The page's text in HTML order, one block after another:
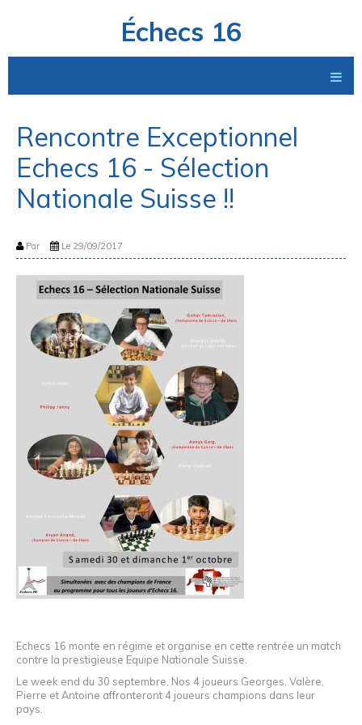
Échecs 16
Rencontre Exceptionnel
Echecs 16 - Sélection
Nationale Suisse !!
Par Le 29/09/2017
Echecs 16 monte en régime et organise en cette rentrée un match
contre la prestigieuse Equipe Nationale Suisse.
Le week end du 30 septembre, Nos 4 joueurs Georges, Valère,
Pierre et Antoine affronteront 4 joueurs champions dans leur
pays.